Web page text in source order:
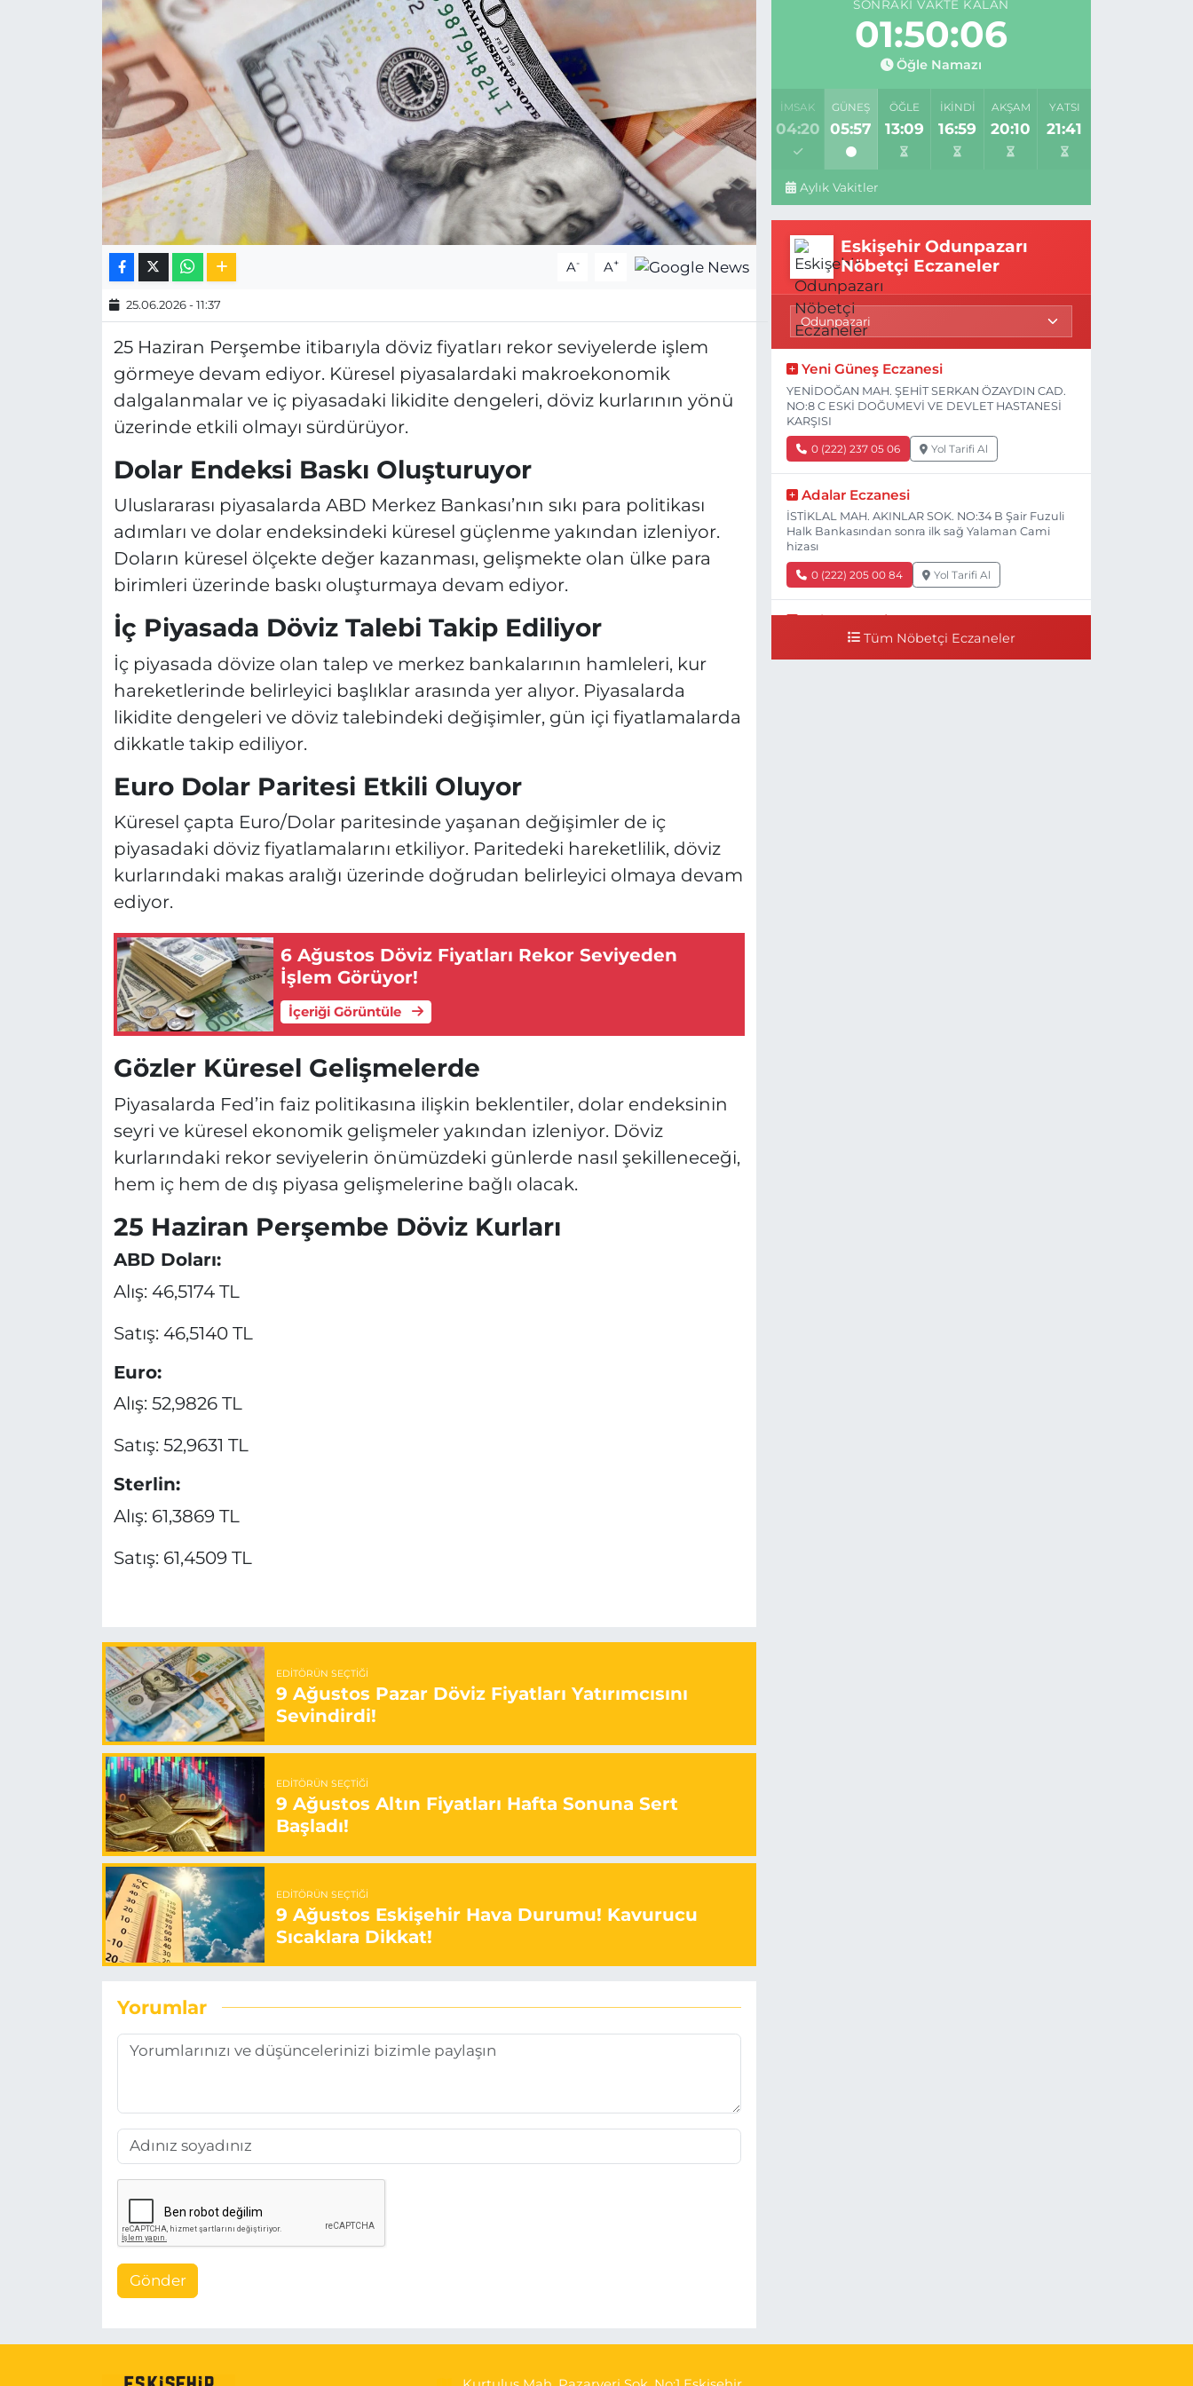
A- A+
25.06.2026 - 11:37
25 Haziran Perşembe itibarıyla döviz fiyatları rekor seviyelerde işlem
görmeye devam ediyor. Küresel piyasalardaki makroekonomik
dalgalanmalar ve iç piyasadaki likidite dengeleri, döviz kurlarının yönü
üzerinde etkili olmayı sürdürüyor.
Dolar Endeksi Baskı Oluşturuyor
Uluslararası piyasalarda ABD Merkez Bankası’nın sıkı para politikası
adımları ve dolar endeksindeki küresel güçlenme yakından izleniyor.
Doların küresel ölçekte değer kazanması, gelişmekte olan ülke para
birimleri üzerinde baskı oluşturmaya devam ediyor.
İç Piyasada Döviz Talebi Takip Ediliyor
İç piyasada dövize olan talep ve merkez bankalarının hamleleri, kur
hareketlerinde belirleyici başlıklar arasında yer alıyor. Piyasalarda
likidite dengeleri ve döviz talebindeki değişimler, gün içi fiyatlamalarda
dikkatle takip ediliyor.
Euro Dolar Paritesi Etkili Oluyor
Küresel çapta Euro/Dolar paritesinde yaşanan değişimler de iç
piyasadaki döviz fiyatlamalarını etkiliyor. Paritedeki hareketlilik, döviz
kurlarındaki makas aralığı üzerinde doğrudan belirleyici olmaya devam
ediyor.
6 Ağustos Döviz Fiyatları Rekor Seviyeden
İşlem Görüyor!
İçeriği Görüntüle
Gözler Küresel Gelişmelerde
Piyasalarda Fed’in faiz politikasına ilişkin beklentiler, dolar endeksinin
seyri ve küresel ekonomik gelişmeler yakından izleniyor. Döviz
kurlarındaki rekor seviyelerin önümüzdeki günlerde nasıl şekilleneceği,
hem iç hem de dış piyasa gelişmelerine bağlı olacak.
25 Haziran Perşembe Döviz Kurları
ABD Doları:
Alış: 46,5174 TL
Satış: 46,5140 TL
Euro:
Alış: 52,9826 TL
Satış: 52,9631 TL
Sterlin:
Alış: 61,3869 TL
Satış: 61,4509 TL
EDITÖRÜN SEÇTIĞI
9 Ağustos Pazar Döviz Fiyatları Yatırımcısını
Sevindirdi!
EDITÖRÜN SEÇTIĞI
9 Ağustos Altın Fiyatları Hafta Sonuna Sert
Başladı!
EDITÖRÜN SEÇTIĞI
9 Ağustos Eskişehir Hava Durumu! Kavurucu
Sıcaklara Dikkat!
Yorumlar
Gönder
SONRAKI VAKTE KALAN
01:50:05
Öğle Namazı
İMSAK
04:20
GÜNEŞ
05:57
ÖĞLE
13:09
İKINDI
16:59
AKŞAM
20:10
YATSI
21:41
Aylık Vakitler
Eskişehir Odunpazarı
Nöbetçi Eczaneler
Yeni Güneş Eczanesi
YENİDOĞAN MAH. ŞEHİT SERKAN ÖZAYDIN CAD.
NO:8 C ESKİ DOĞUMEVİ VE DEVLET HASTANESİ
KARŞISI
0 (222) 237 05 06 Yol Tarifi Al
Adalar Eczanesi
İSTİKLAL MAH. AKINLAR SOK. NO:34 B Şair Fuzuli
Halk Bankasından sonra ilk sağ Yalaman Cami
hizası
0 (222) 205 00 84 Yol Tarifi Al
Bal Eczanesi
VİŞNELİK MH. ÖĞRETMENLER CAD. NO:78 C
Vişnelik Tramvay durağının 100 metre ilerisi
Tüm Nöbetçi Eczaneler
MAGAZİN
ESKİŞEHİRSPOR